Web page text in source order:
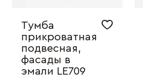
Тумба
прикроватная
подвесная,
фасады в
эмали LE709